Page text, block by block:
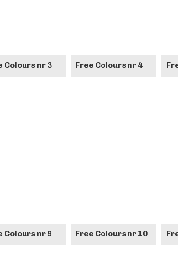
Colours nr 3 Free Colours nr 4
Colours nr 9 Free Colours nr 10